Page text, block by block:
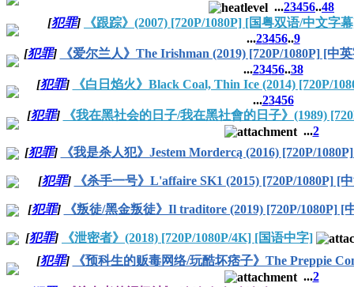
...23456..48
[犯罪]
《跟踪》(2007) [720P/1080P] [国粤双语/中文字
...23456..9
[犯罪]
《爱尔兰人》The Irishman (2019) [720P/1080P] [中
...23456..38
[犯罪]
《白日焰火》Black Coal, Thin Ice (2014) [720P/
...23456
[犯罪]
《我在黑社会的日子/我在黑社會的日子》(1989)
...2
[犯罪] 《我是杀人犯》Jestem Mordercą (2016) [720P/
[犯罪] 《杀手一号》L'affaire SK1 (2015) [720P/1080P] [
[犯罪] 《叛徒/黑金叛徒》Il traditore (2019) [720P/1080P] [
[犯罪]
《泄密者》(2018) [720P/1080P/4K] [国语中字]
[犯罪]
《预科生的贩毒网络/玩酷坏痞子》The Preppie
...2